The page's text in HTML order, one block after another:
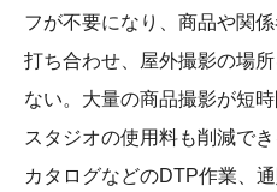
フが不要になり、商品や関
打ち合わせ、屋外撮影の場
ない。大量の商品撮影が短
スタジオの使用料も削減で
カタログなどのDTP作業、